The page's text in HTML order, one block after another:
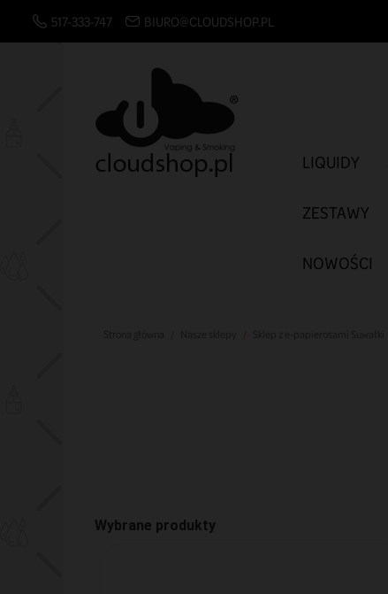
517-333-747 BIURO@CLOUDSHOP.PL
LIQUIDY
ZESTAWY
NOWOŚCI
Wybrane produkty